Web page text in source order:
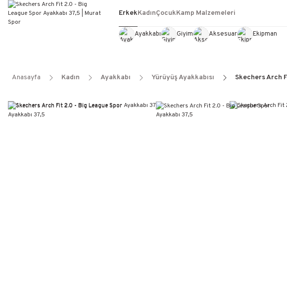
Erkek
Ayakkabı Giyim Aksesuar Ekipman
KadınÇocukKamp Malzemeleri
Anasayfa Kadın Ayakkabı Yürüyüş Ayakkabısı Skechers Arch